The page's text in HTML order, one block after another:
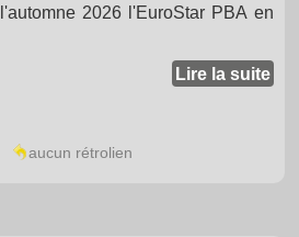
2026 l'EuroStar PBA en
Lire la suite
aucun rétrolien